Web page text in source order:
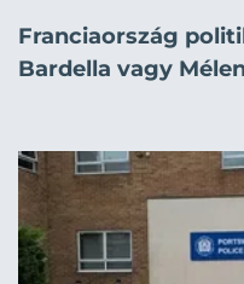
Franciaország
Bardella vagy